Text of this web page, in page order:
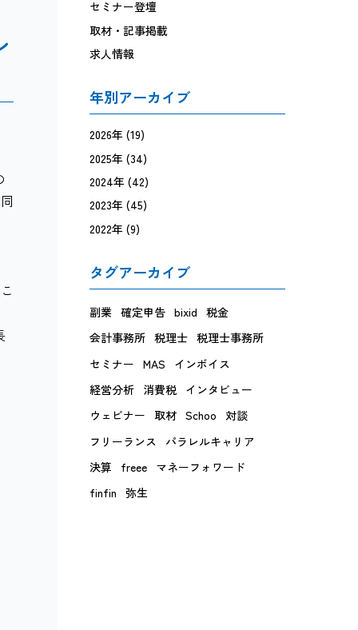
セミナー登壇
取材・記事掲載
求人情報
年別アーカイブ
2026年 (19)
2025年 (34)
2024年 (42)
2023年 (45)
2022年 (9)
タグアーカイブ
副業 確定申告 bixid 税金
会計事務所 税理士 税理士事務所
セミナー MAS
インボイス
経営分析
消費税
インタビュー
ウェビナー
取材 Schoo 対談
フリーランス
パラレルキャリア
決算
freee
マネーフォワード
finfin
弥生